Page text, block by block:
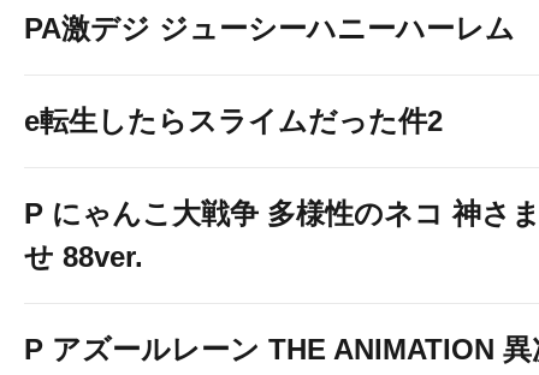
PA激デジ ジューシーハニーハーレム
e転生したらスライムだった件2
P にゃんこ大戦争 多様性のネコ 神さ
せ 88ver.
P アズールレーン THE ANIMATION